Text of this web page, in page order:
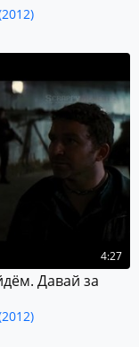
4:27
Давай за